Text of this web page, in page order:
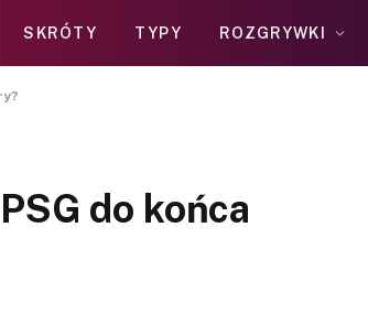
SKRÓTY TYPY ROZGRYWKI
do końca